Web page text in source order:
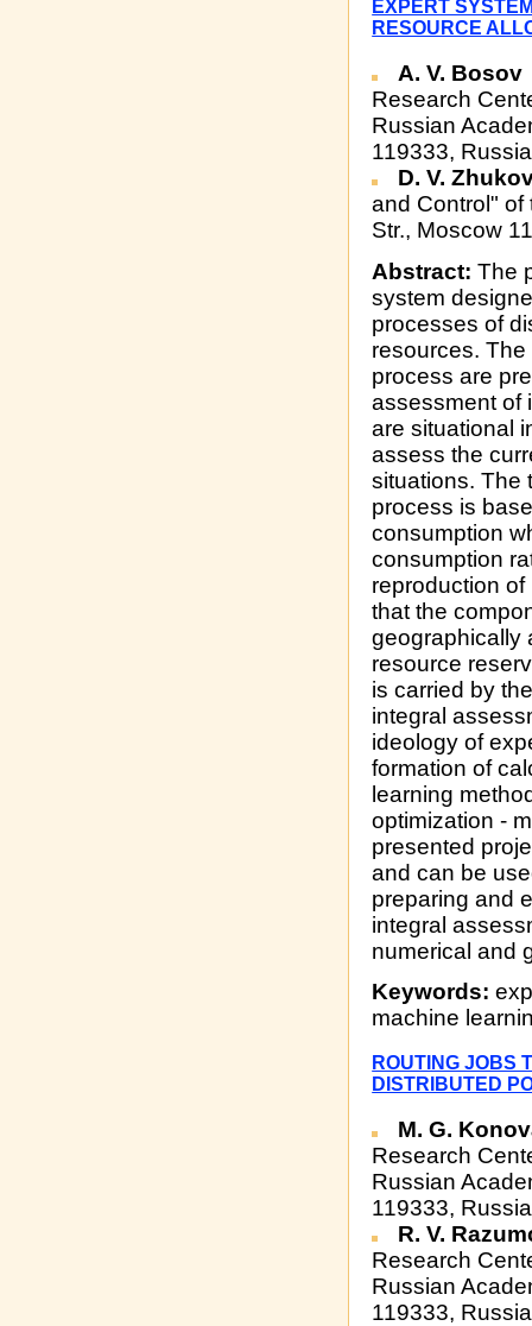
EXPERT
RESOURCE
A. V. Bosov
Research
Russian
119333,
D. V.
and Control" of
Str., Moscow
Abstract: The
system
processes of
resources.
process are
assessment of
are situational
assess the
situations. The
process is
consumption
consumption
reproduction
that the
geographically
resource
is carried by
integral
ideology of
formation of
learning
optimization -
presented
and can be
preparing and
integral
numerical and
Keywords:
machine
ROUTING JOBS
DISTRIBUTED
M. G.
Research
Russian
119333,
R. V.
Research
Russian
119333,